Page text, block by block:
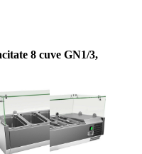
8 cuve GN1/3,